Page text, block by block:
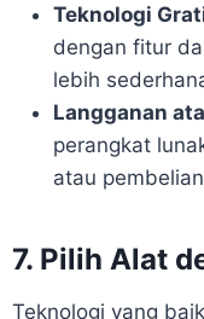
Teknologi
dengan fitur
lebih
Langganan
perangkat
atau
7. Pilih Alat
Teknologi yang